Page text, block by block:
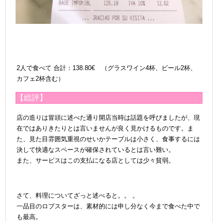
2人で食べて 合計：138.80€ （グラスワイン4杯、ビール2杯、
カフェ2杯含む）
【総評】
店の造りは冒頭に述べた通り開店当時は話題を呼びましたが、現
在ではありきたりとは言いませんが良く見かけるものです。ま
た、見た目雰囲気重視のせいかテーブルは小さく、食事するには
決して快適なスペースが確保されているとは言い難い。
また、サービスはこの支払になる店としては少々貧弱。
さて、料理についてざっと述べると。。 。
一品目のロブスターは、素材的には申し分なく今まで食べた中で
も最高。